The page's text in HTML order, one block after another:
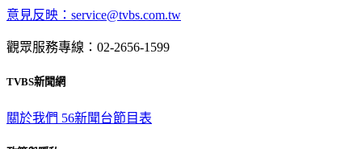
意見反映：service@tvbs.com.tw
觀眾服務專線：02-2656-1599
TVBS新聞網
關於我們 56新聞台節目表